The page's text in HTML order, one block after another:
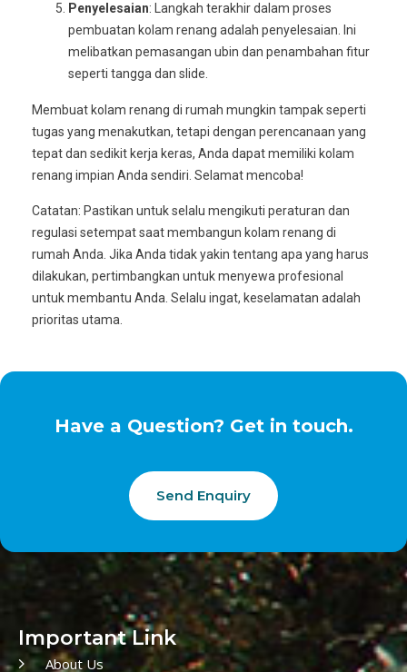
Penyelesaian: Langkah terakhir dalam proses
pembuatan kolam renang adalah penyelesaian. Ini
melibatkan pemasangan ubin dan penambahan fitur
seperti tangga dan slide.
Membuat kolam renang di rumah mungkin tampak seperti
tugas yang menakutkan, tetapi dengan perencanaan yang
tepat dan sedikit kerja keras, Anda dapat memiliki kolam
renang impian Anda sendiri. Selamat mencoba!
Catatan: Pastikan untuk selalu mengikuti peraturan dan
regulasi setempat saat membangun kolam renang di
rumah Anda. Jika Anda tidak yakin tentang apa yang harus
dilakukan, pertimbangkan untuk menyewa profesional
untuk membantu Anda. Selalu ingat, keselamatan adalah
prioritas utama.
Have a Question? Get in touch.
Send Enquiry
Important Link
About Us